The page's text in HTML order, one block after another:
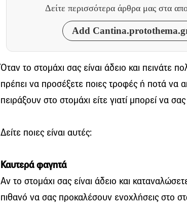
Δείτε περισσότερα άρθρα μας στα
Add
Όταν το στομάχι σας είναι άδειο και πεινάτε
πρέπει να προσέξετε ποιες τροφές ή ποτά να
πειράξουν στο στομάχι είτε γιατί μπορεί να
Δείτε ποιες είναι αυτές:
Καυτερά φαγητά
Αν το στομάχι σας είναι άδειο και
πιθανό να σας προκαλέσουν ενοχλήσεις στο